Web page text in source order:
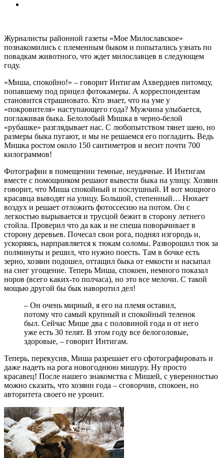
Журналисты районной газеты «Мое Милославское»
познакомились с племенным быком и попытались узнать по
повадкам животного, что ждет милославцев в следующем
году.
«Миша, спокойно!» – говорит Интигам Ахвердиев питомцу,
попавшему под прицел фотокамеры. А корреспондентам
становится страшновато. Кто знает, что на уме у
«покровителя» наступающего года? Мужчина улыбается,
поглаживая быка. Белолобый Мишка в черно-белой
«рубашке» разглядывает нас. С любопытством тянет шею, но
размеры быка пугают, и мы не решаемся его погладить. Ведь
Мишка ростом около 150 сантиметров и весит почти 700
килограммов!
Фотографии в помещении темные, неудачные. И Интигам
вместе с помощником решают вывести быка на улицу. Хозяин
говорит, что Миша спокойный и послушный. И вот мощного
красавца выводят на улицу. Большой, степенный… Нюхает
воздух и решает отложить фотоссесию на потом. Он с
легкостью вырывается и трусцой бежит в сторону летнего
стойла. Проверил что да как и не спеша поворачивает в
сторону деревьев. Почесал свои рога, поднял изгородь и,
ускоряясь, нарправляется к тюкам соломы. Разворошил тюк за
полминуты и решил, что нужно поесть. Там в бочке есть
зерно, хозяин подошел, оттащил быка от емкости и насыпал
на снег угощение. Теперь Миша, спокоен, немного показал
норов (всего каких-то полчаса), но это все мелочи. С такой
мощью другой бы бык наворотил дел!
– Он очень мирный, я его на племя оставил,
потому что самый крупный и спокойный теленок
был. Сейчас Мише два с половиной года и от него
уже есть 30 телят. В этом году все белоголовые,
здоровые, – говорит Интигам.
Теперь, перекусив, Миша разрешает его сфотографировать и
даже надеть на рога новогоднюю мишуру. Ну просто
красавец! После нашего знакомства с Мишей, с уверенностью
можно сказать, что хозяин года – сговорчив, спокоен, но
авторитета своего не уронит.